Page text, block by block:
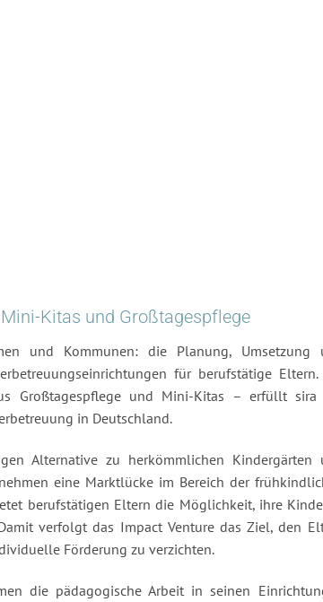
Kitas und Großtagespflege
und Kommunen: die Planung, Umsetzung
für berufstätige
Großtagespflege und Mini-Kitas – erfüllt sira
in Deutschland.
Alternative zu herkömmlichen Kindergärten
eine Marktlücke im Bereich der
berufstätigen Eltern die Möglichkeit, ihre
verfolgt das Impact Venture das Ziel, den
Förderung zu verzichten.
die pädagogische Arbeit in seinen